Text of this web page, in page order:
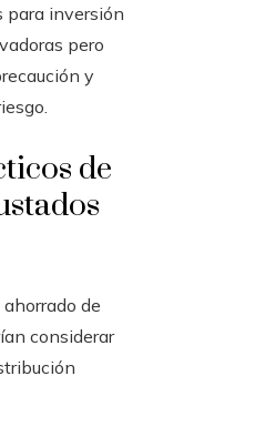
para inversión
pero
y
de
de
considerar